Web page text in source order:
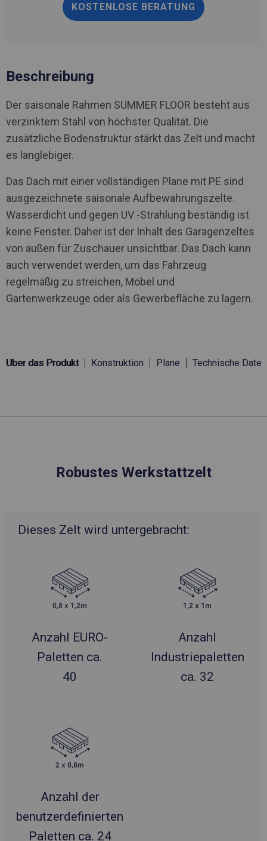
KOSTENLOSE BERATUNG
Beschreibung
Der saisonale Rahmen SUMMER FLOOR besteht aus
verzinktem Stahl von höchster Qualität. Die
zusätzliche Bodenstruktur stärkt das Zelt und macht
es langlebiger.
Das Dach mit einer vollständigen Plane mit PE sind
ausgezeichnete saisonale Aufbewahrungszelte.
Wasserdicht und gegen UV -Strahlung beständig ist
keine Fenster. Daher ist der Inhalt des Garagenzeltes
von außen für Zuschauer unsichtbar. Das Dach kann
auch verwendet werden, um das Fahrzeug
regelmäßig zu streichen, Möbel und
Gartenwerkzeuge oder als Gewerbefläche zu lagern.
Über das Produkt Konstruktion Plane Technische Daten
Robustes Werkstattzelt
Dieses Zelt wird untergebracht:
Anzahl EURO-
Paletten ca.
40
Anzahl
Industriepaletten
ca. 32
Anzahl der
benutzerdefinierten
Paletten ca. 24